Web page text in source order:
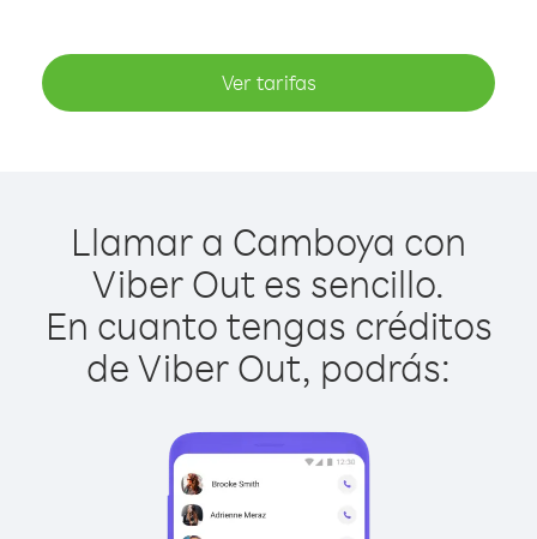
Ver tarifas
Llamar a Camboya con
Viber Out es sencillo.
En cuanto tengas créditos
de Viber Out, podrás: